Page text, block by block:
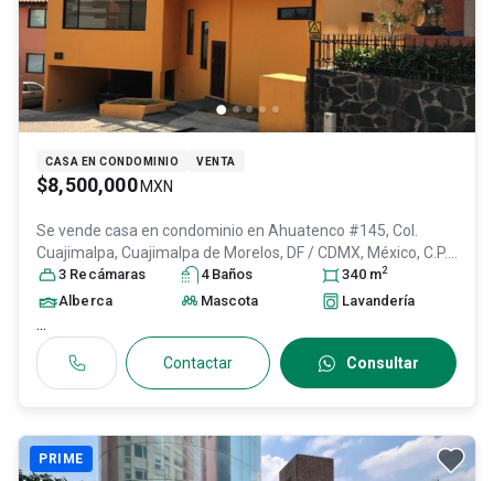
CASA EN CONDOMINIO VENTA
$8,500,000 MXN
Se vende casa en condominio en Ahuatenco #145, Col.
Cuajimalpa, Cuajimalpa de Morelos, DF / CDMX, México, C.P.
05000, ID:28649315
3 Recámaras 4 Baños 340 m2
Alberca Mascota Lavandería
...
Contactar Consultar
PRIME